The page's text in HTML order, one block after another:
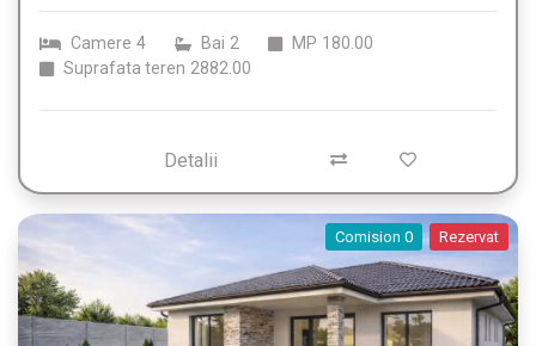
Camere 4 Bai 2 MP 180.00
Suprafata teren 2882.00
Detalii
Comision 0 Rezervat